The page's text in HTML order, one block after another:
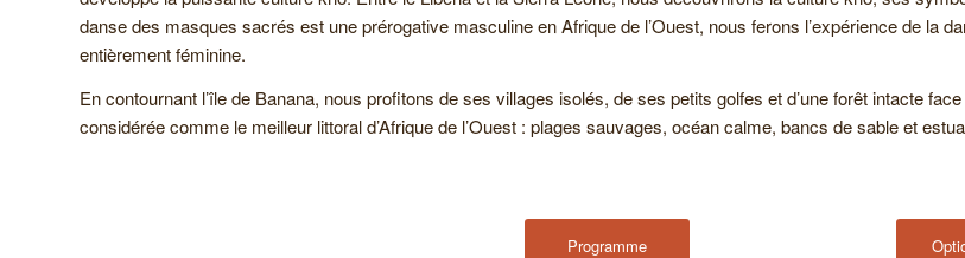
danse des masques sacrés est une prérogative masculine en Afrique de l’Ouest, nous ferons l’expérience de la
entièrement féminine.
En contournant l’île de Banana, nous profitons de ses villages isolés, de ses petits golfes et d’une forêt intacte
considérée comme le meilleur littoral d’Afrique de l’Ouest : plages sauvages, océan calme, bancs de sable et
Programme